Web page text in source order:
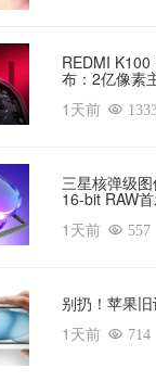
REDMI
布：2亿像素
1天前 
三星核弹级
16-bit RAW
1天前  557
别扔！苹果
1天前  714